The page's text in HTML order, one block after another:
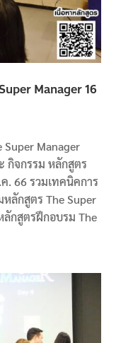
Manager 16
Manager
กิจกรรม หลักสูตร
. 66 รวมเทคนิคการ
ลักสูตร The Super
กสูตรฝึกอบรม The